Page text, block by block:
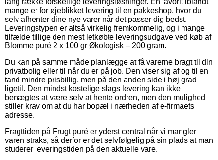
mange er for øjeblikket levering til en pakkeshop, hvor du
selv afhenter dine nye varer når det passer dig bedst.
Leveringstypen er altså virkelig fremkommelig, og i mange
tilfælde tillige den mest letkøbte leveringsudgave ved køb af
Blomme puré 2 x 100 gr Økologisk – 200 gram.
Du kan på samme måde planlægge at få varerne bragt til din
privatbolig eller til når du er på job. Den viser sig af og til en
tand mindre prisbillig, men på den anden side i høj grad
ligetil. Den mindst kostelige slags levering kan ikke
benægtes at være selv at hente ordren, men den mulighed
stiller krav om at du har bopæl i nærheden af e-firmaets
adresse.
Fragttiden på Frugt puré er yderst central når vi mangler
varen straks, så derfor er det selvfølgelig på sin plads at man
studerer leveringstiden på den aktuelle vare.